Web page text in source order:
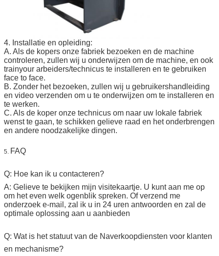
4. Installatie en opleiding:
A. Als de kopers onze fabriek bezoeken en de machine
controleren, zullen wij u onderwijzen om de machine, en ook
trainyour arbeiders/technicus te installeren en te gebruiken
face to face.
B. Zonder het bezoeken, zullen wij u gebruikershandleiding
en video verzenden om u te onderwijzen om te installeren en
te werken.
C. Als de koper onze technicus om naar uw lokale fabriek
wenst te gaan, te schikken gelieve raad en het onderbrengen
en andere noodzakelijke dingen.
5. FAQ
Q: Hoe kan ik u contacteren?
A: Gelieve te bekijken mijn visitekaartje. U kunt aan me op
om het even welk ogenblik spreken. Of verzend me
onderzoek e-mail, zal ik u in 24 uren antwoorden en zal de
optimale oplossing aan u aanbieden
Q: Wat is het statuut van de Naverkoopdiensten voor klanten
en mechanisme?